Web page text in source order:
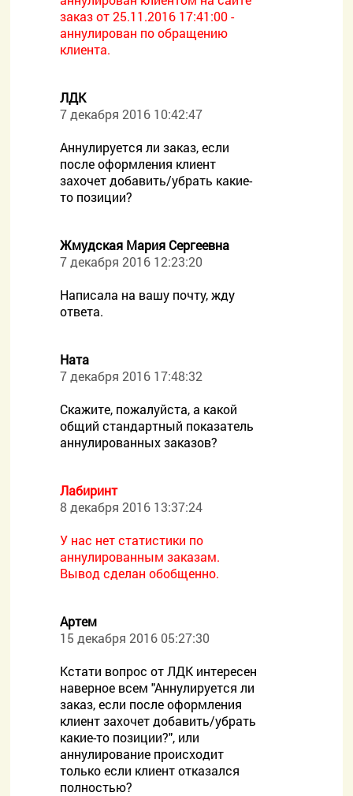
заказ от 25.11.2016 17:41:00 -
аннулирован по обращению
клиента.
ЛДК
7 декабря 2016 10:42:47
Аннулируется ли заказ, если
после оформления клиент
захочет добавить/убрать какие-
то позиции?
Жмудская Мария Сергеевна
7 декабря 2016 12:23:20
Написала на вашу почту, жду
ответа.
Ната
7 декабря 2016 17:48:32
Скажите, пожалуйста, а какой
общий стандартный показатель
аннулированных заказов?
Лабиринт
8 декабря 2016 13:37:24
У нас нет статистики по
аннулированным заказам.
Вывод сделан обобщенно.
Артем
15 декабря 2016 05:27:30
Кстати вопрос от ЛДК интересен
наверное всем "Аннулируется ли
заказ, если после оформления
клиент захочет добавить/убрать
какие-то позиции?", или
аннулирование происходит
только если клиент отказался
полностью?